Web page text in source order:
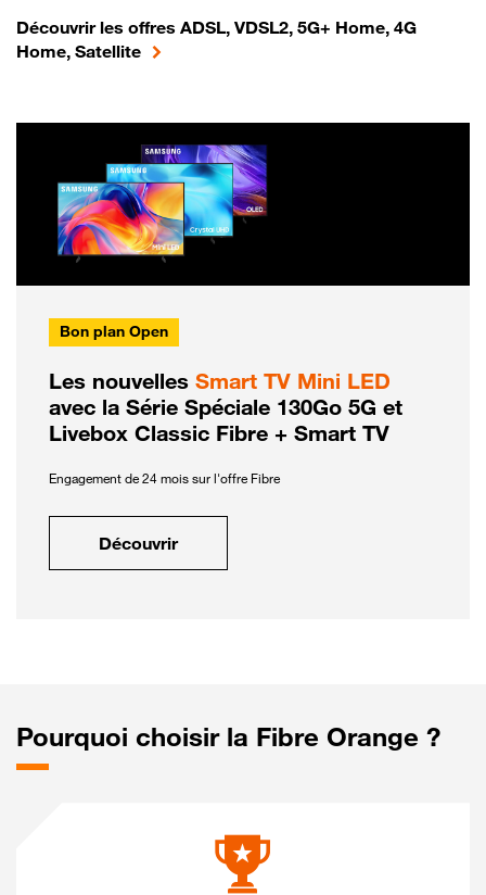
Découvrir les offres ADSL, VDSL2, 5G+ Home, 4G
Home, Satellite
Bon plan Open
Les nouvelles Smart TV Mini LED
avec la Série Spéciale 130Go 5G et
Livebox Classic Fibre + Smart TV
Engagement de 24 mois sur l'offre Fibre
Découvrir
Pourquoi choisir la Fibre Orange ?